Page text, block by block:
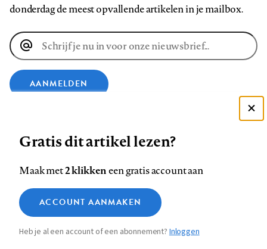
donderdag de meest opvallende artikelen in je mailbox.
E-
mailadres
AANMELDEN
op
Facebook
op
LinkedIn
op
Bluesky
ons
op
InstagramYouTube
Footer
navigation
Contact Colofon Disclaimer Privacy
Medische vragen verdienen
betrouwbare antwoorden
Zie onze cookie policy
Functionele cookies
Analytische cookies
Marketing cookies
Gratis dit artikel lezen?
Maak met2 klikkeneen gratis account aan
ACCOUNT AANMAKEN
Heb je al een account of een abonnement? Inloggen